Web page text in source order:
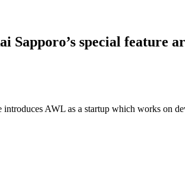
Sapporo’s special feature
introduces AWL as a startup which works on